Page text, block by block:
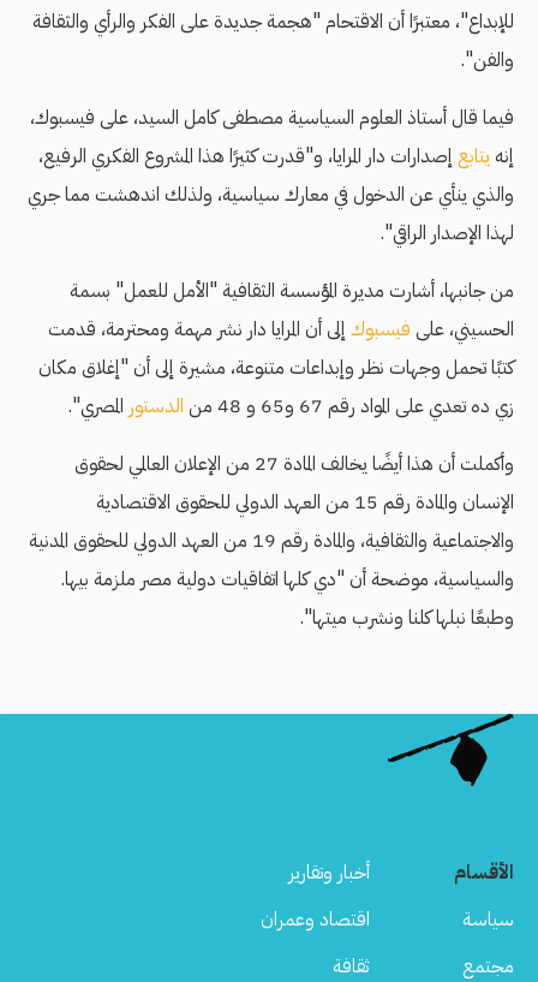
للإبداع"، معتبرًا أن الاقتحام "هجمة جديدة على الفكر والرأي والثقافة
والفن".
فيما قال أستاذ العلوم السياسية مصطفى كامل السيد، على فيسبوك،
إنه يتابع إصدارات دار المرايا، و"قدرت كثيرًا هذا المشروع الفكري الرفيع،
والذي ينأي عن الدخول في معارك سياسية، ولذلك اندهشت مما جري
لهذا الإصدار الراقي".
من جانبها، أشارت مديرة المؤسسة الثقافية "الأمل للعمل" بسمة
الحسيني، على فيسبوك إلى أن المرايا دار نشر مهمة ومحترمة، قدمت
كتبًا تحمل وجهات نظر وإبداعات متنوعة، مشيرة إلى أن "إغلاق مكان
زي ده تعدي على المواد رقم 67 و65 و 48 من
الدستور المصري".
وأكملت أن هذا أيضًا يخالف المادة 27 من الإعلان العالمي لحقوق
الإنسان والمادة رقم 15 من العهد الدولي للحقوق الاقتصادية
والاجتماعية والثقافية، والمادة رقم 19 من العهد الدولي للحقوق المدنية
والسياسية، موضحة أن "دي كلها اتفاقيات دولية مصر ملزمة بيها.
وطبعًا نبلها كلنا ونشرب ميتها".
الأقسام
أخبار وتقارير
سياسة
اقتصاد وعمران
مجتمع
ثقافة